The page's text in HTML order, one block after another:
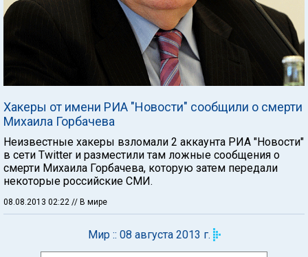
Хакеры от имени РИА "Новости" сообщили о смерти
Михаила Горбачева
Неизвестные хакеры взломали 2 аккаунта РИА "Новости"
в сети Twitter и разместили там ложные сообщения о
смерти Михаила Горбачева, которую затем передали
некоторые российские СМИ.
08.08.2013 02:22 // В мире
Мир :: 08 августа 2013 г.